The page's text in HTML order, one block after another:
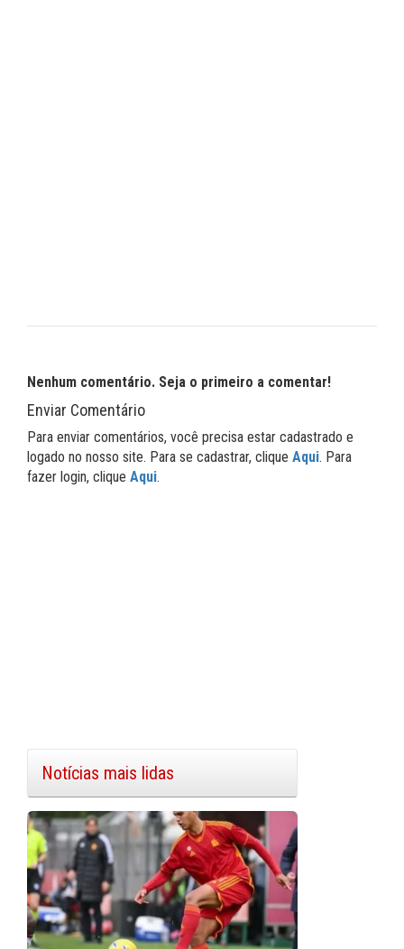
Nenhum comentário. Seja o primeiro a comentar!
Enviar Comentário
Para enviar comentários, você precisa estar cadastrado e
logado no nosso site. Para se cadastrar, clique Aqui. Para
fazer login, clique Aqui.
Notícias mais lidas